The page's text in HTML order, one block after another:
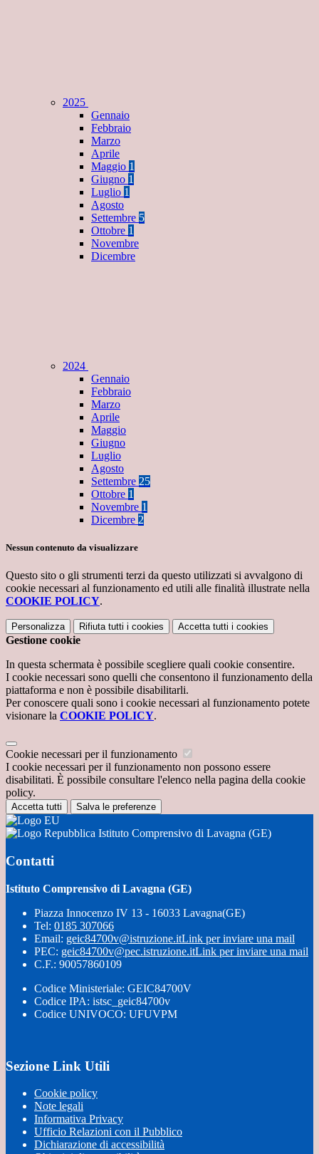
2025
Gennaio
Febbraio
Marzo
Aprile
Maggio 1
Giugno 1
Luglio 1
Agosto
Settembre 5
Ottobre 1
Novembre
Dicembre
2024
Gennaio
Febbraio
Marzo
Aprile
Maggio
Giugno
Luglio
Agosto
Settembre 25
Ottobre 1
Novembre 1
Dicembre 2
Nessun contenuto da visualizzare
Questo sito o gli strumenti terzi da questo utilizzati si avvalgono di
cookie necessari al funzionamento ed utili alle finalità illustrate nella
COOKIE POLICY.
Personalizza Rifiuta tutti i cookies Accetta tutti i cookies
Gestione cookie
In questa schermata è possibile scegliere quali cookie consentire.
I cookie necessari sono quelli che consentono il funzionamento della
piattaforma e non è possibile disabilitarli.
Per conoscere quali sono i cookie necessari al funzionamento potete
visionare la COOKIE POLICY.
Cookie necessari per il funzionamento
I cookie necessari per il funzionamento non possono essere
disabilitati. È possibile consultare l'elenco nella pagina della cookie
policy.
Accetta tutti Salva le preferenze
Istituto Comprensivo di Lavagna (GE)
Contatti
Istituto Comprensivo di Lavagna (GE)
Piazza Innocenzo IV 13 - 16033 Lavagna(GE)
Tel: 0185 307066
Email: geic84700v@istruzione.itLink per inviare una mail
PEC: geic84700v@pec.istruzione.itLink per inviare una mail
C.F.: 90057860109
Codice Ministeriale: GEIC84700V
Codice IPA: istsc_geic84700v
Codice UNIVOCO: UFUVPM
Sezione Link Utili
Cookie policy
Note legali
Informativa Privacy
Ufficio Relazioni con il Pubblico
Dichiarazione di accessibilità